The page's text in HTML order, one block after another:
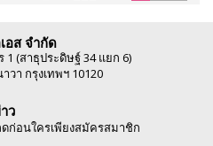
อส จำกัด
(สาธุประดิษฐ์ 34 แยก 6)
วา กรุงเทพฯ 10120
ว
ก่อนใครเพียงสมัครสมาชิก